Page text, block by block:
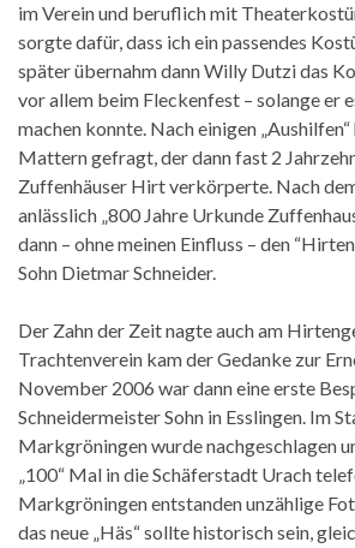
im Verein und beruflich mit
sorgte dafür, dass ich ein passendes
später übernahm dann Willy Dutzi das
vor allem beim Fleckenfest – solange er
machen konnte. Nach einigen
Mattern gefragt, der dann fast 2
Zuffenhäuser Hirt verkörperte. Nach
anlässlich „800 Jahre Urkunde
dann – ohne meinen Einfluss – den
Sohn Dietmar Schneider.
Der Zahn der Zeit nagte auch am
Trachtenverein kam der Gedanke zur
November 2006 war dann eine erste
Schneidermeister Sohn in Esslingen. Im
Markgröningen wurde nachgeschlagen
„100“ Mal in die Schäferstadt Urach
Markgröningen entstanden unzählige
das neue „Häs“ sollte historisch sein,